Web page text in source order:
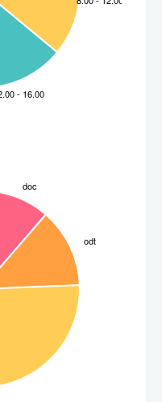
levosučna vijačnica (oblika Z)
. Obstaja tudi trojna vijačnica
Nastane tako, da se
ta pa s H
kristalični obliki je sestavina v
ga tudi v listih čajevca in v